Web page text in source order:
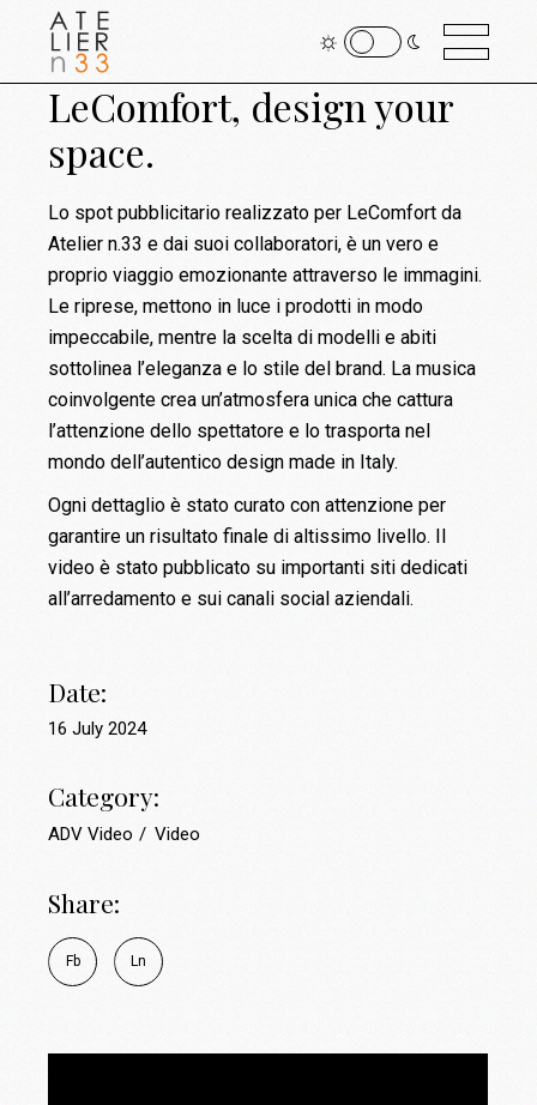
LeComfort, design your
space.
Lo spot pubblicitario realizzato per LeComfort da
Atelier n.33 e dai suoi collaboratori, è un vero e
proprio viaggio emozionante attraverso le immagini.
Le riprese, mettono in luce i prodotti in modo
impeccabile, mentre la scelta di modelli e abiti
sottolinea l’eleganza e lo stile del brand. La musica
coinvolgente crea un’atmosfera unica che cattura
l’attenzione dello spettatore e lo trasporta nel
mondo dell’autentico design made in Italy.
Ogni dettaglio è stato curato con attenzione per
garantire un risultato finale di altissimo livello. Il
video è stato pubblicato su importanti siti dedicati
all’arredamento e sui canali social aziendali.
Date:
16 July 2024
Category:
ADV Video Video
Share:
Fb Ln